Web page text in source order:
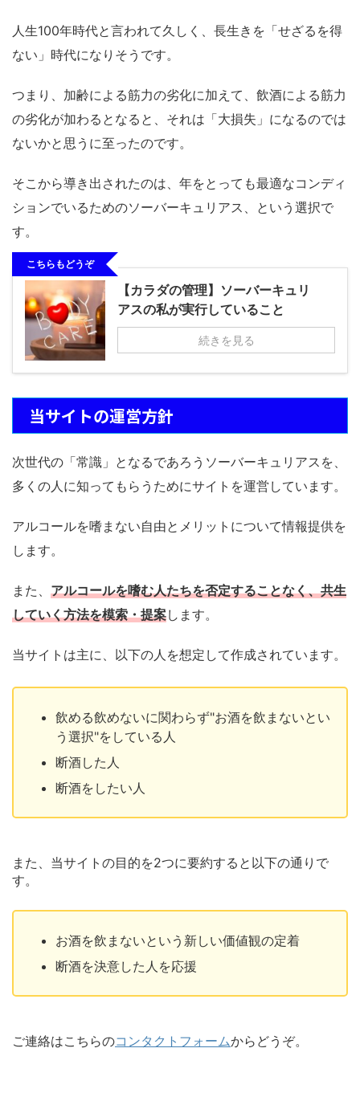
人生100年時代と言われて久しく、長生きを「せざるを得
ない」時代になりそうです。
つまり、加齢による筋力の劣化に加えて、飲酒による筋力
の劣化が加わるとなると、それは「大損失」になるのでは
ないかと思うに至ったのです。
そこから導き出されたのは、年をとっても最適なコンディ
ションでいるためのソーバーキュリアス、という選択で
す。
こちらもどうぞ
【カラダの管理】ソーバーキュリ
アスの私が実行していること
続きを見る
当サイトの運営方針
次世代の「常識」となるであろうソーバーキュリアスを、
多くの人に知ってもらうためにサイトを運営しています。
アルコールを嗜まない自由とメリットについて情報提供を
します。
また、 アルコールを嗜む人たちを否定することなく、共生
していく方法を模索・提案します。
当サイトは主に、以下の人を想定して作成されています。
飲める飲めないに関わらず"お酒を飲まないとい
う選択"をしている人
断酒した人
断酒をしたい人
また、当サイトの目的を2つに要約すると以下の通りで
す。
お酒を飲まないという新しい価値観の定着
断酒を決意した人を応援
ご連絡はこちらのコンタクトフォームからどうぞ。